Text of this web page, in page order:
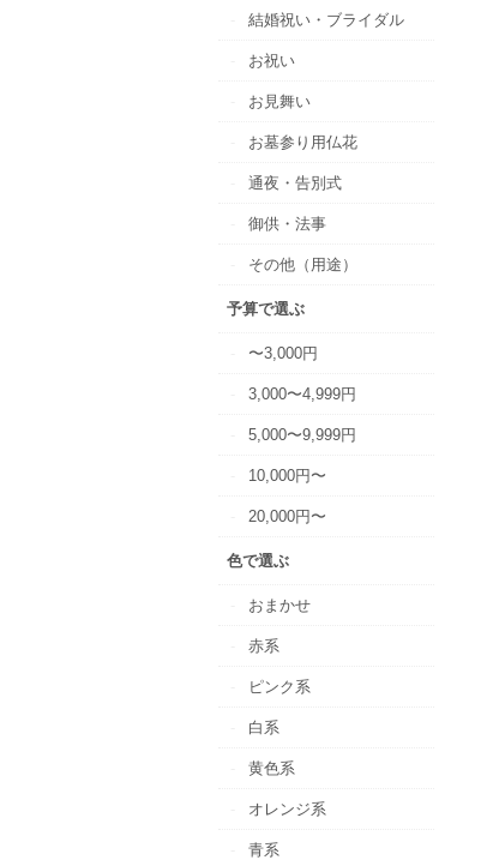
結婚祝い・ブライダル
お祝い
お見舞い
お墓参り用仏花
通夜・告別式
御供・法事
その他（用途）
予算で選ぶ
〜3,000円
3,000〜4,999円
5,000〜9,999円
10,000円〜
20,000円〜
色で選ぶ
おまかせ
赤系
ピンク系
白系
黄色系
オレンジ系
青系